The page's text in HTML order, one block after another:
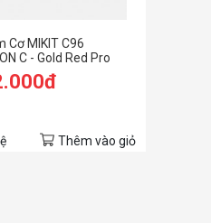
Cơ MIKIT C96
C - Gold Red Pro
Thêm vào giỏ